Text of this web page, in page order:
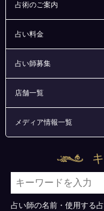
占術のご案内
占い料金
占い師募集
店舗一覧
メディア情報一覧
占い師の名前・使用する